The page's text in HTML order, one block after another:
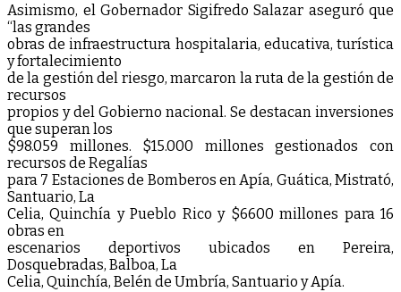
Asimismo, el Gobernador Sigifredo Salazar aseguró que
“las grandes
obras de infraestructura hospitalaria, educativa, turística
y fortalecimiento
de la gestión del riesgo, marcaron la ruta de la gestión de
recursos
propios y del Gobierno nacional. Se destacan inversiones
que superan los
$98.059 millones. $15.000 millones gestionados con
recursos de Regalías
para 7 Estaciones de Bomberos en Apía, Guática, Mistrató,
Santuario, La
Celia, Quinchía y Pueblo Rico y $6600 millones para 16
obras en
escenarios deportivos ubicados en Pereira,
Dosquebradas, Balboa, La
Celia, Quinchía, Belén de Umbría, Santuario y Apía.